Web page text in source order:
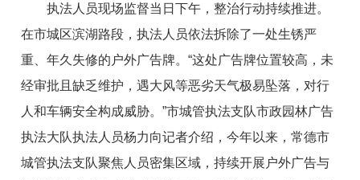
执法人员现场监督当日下午，整治行动持续推进。
在市城区滨湖路段，执法人员依法拆除了一处生锈严
重、年久失修的户外广告牌。“这处广告牌位置较高，未
经审批且缺乏维护，遇大风等恶劣天气极易坠落，对行
人和车辆安全构成威胁。”市城管执法支队市政园林广告
执法大队执法人员杨力向记者介绍，今年以来，常德市
城管执法支队聚焦人员密集区域，持续开展户外广告与